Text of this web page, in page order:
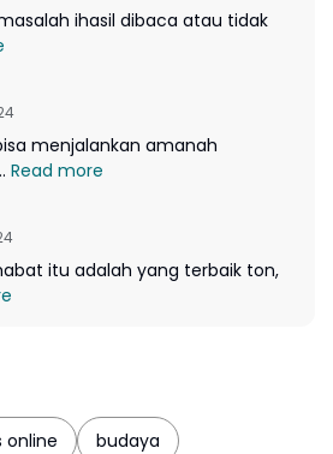
ihasil dibaca atau tidak
menjalankan amanah
Read more
itu adalah yang terbaik ton,
online
budaya